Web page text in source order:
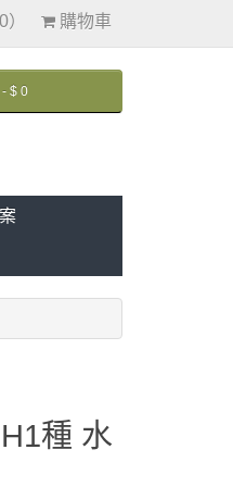
購物車
$ 0
種 水